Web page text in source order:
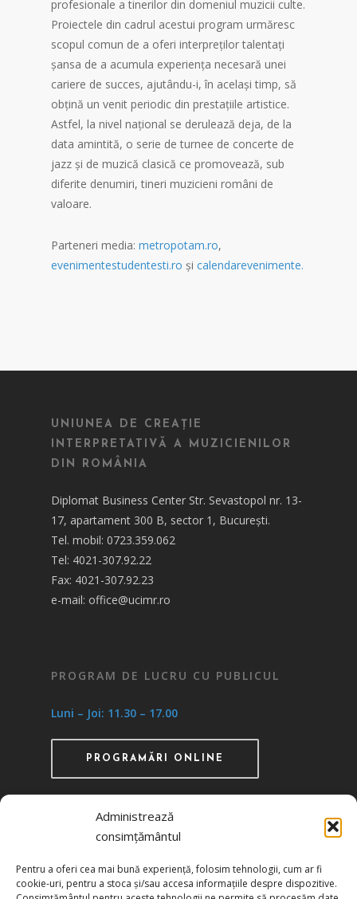
Administrează
consimțământul
Pentru a oferi cea mai bună experiență, folosim tehnologii, cum ar fi
cookie-uri, pentru a stoca și/sau accesa informațiile despre dispozitive.
profesionale a tinerilor din domeniul muzicii culte.
Proiectele din cadrul acestui program urmăresc
scopul comun de a oferi interpreţilor talentaţi
şansa de a acumula experienţa necesară unei
cariere de succes, ajutându-i, în acelaşi timp, să
obţină un venit periodic din prestaţiile artistice.
Astfel, la nivel naţional se derulează deja, de la
data amintită, o serie de turnee de concerte de
jazz şi de muzică clasică ce promovează, sub
diferite denumiri, tineri muzicieni români de
valoare.
Parteneri media: metropotam.ro,
evenimentestudentesti.ro și calendarevenimente.
UNIUNEA DE CREAȚIE
INTERPRETATIVĂ A MUZICIENILOR
DIN ROMÂNIA
Diplomat Business Center Str. Sevastopol nr. 13-
17, apartament 300 B, sector 1, București.
Tel. mobil: 0723.359.062
Tel: 4021-307.92.22
Fax: 4021-307.92.23
e-mail: office@ucimr.ro
PROGRAM DE LUCRU CU PUBLICUL
Luni – Joi: 11.30 – 17.00
PROGRAMĂRI ONLINE
prin HG 1242/29.11.2000 publicată în MO nr.
634/06.12.2000